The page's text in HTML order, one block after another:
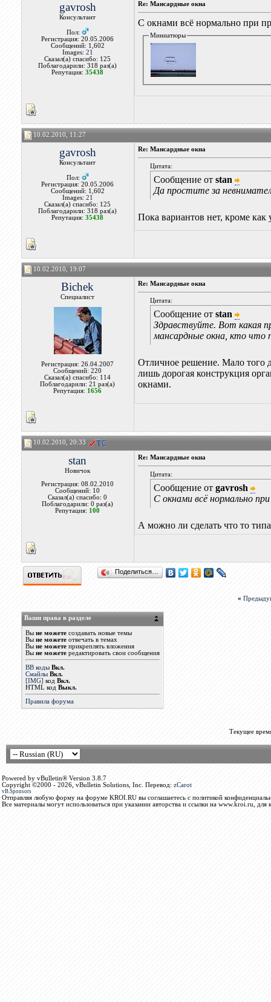
gavrosh
Консультант
Пол:
Регистрация: 20.05.2006
Сообщений: 1,602
Images: 21
Сказал(а) спасибо: 125
Поблагодарили: 318 раз(а)
Репутация:35438
Re: Мансардные окна
С окнами всё нормально при
Миниатюры
10.02.2010, 11:27
gavrosh
Консультант
Пол:
Регистрация: 20.05.2006
Сообщений: 1,602
Images: 21
Сказал(а) спасибо: 125
Поблагодарили: 318 раз(а)
Репутация:35438
Re: Мансардные окна
Цитата:
Сообщение от stan
Да простите за
Пока вариантов нет, кроме как
10.02.2010, 19:07
Bichek
Специалист
Регистрация: 26.04.2007
Сообщений: 220
Сказал(а) спасибо: 114
Поблагодарили: 21 раз(а)
Репутация: 1656
Re: Мансардные окна
Цитата:
Сообщение от stan
Здравствуйте. Вот какая
мансардные окна, кто что
Отличное решение. Мало того
лишь дорогая конструкция
окнами.
10.02.2010, 20:33
stan
Новичок
Регистрация: 08.02.2010
Сообщений: 10
Сказал(а) спасибо: 0
Поблагодарили: 0 раз(а)
Репутация: 100
Re: Мансардные окна
Цитата:
Сообщение от gavrosh
С окнами всё нормально
А можно ли сделать что то
Поделиться…
«
Ваши права в разделе
Вы не можетесоздавать новые темы
Вы не можетеотвечать в темах
Вы не можетеприкреплять вложения
Вы не можетередактировать свои сообщения
BB коды Вкл.
Смайлы Вкл.
[IMG] код Вкл.
HTML код Выкл.
Правила форума
Текущее
Powered by vBulletin® Version 3.8.7
Copyright ©2000 - 2026, vBulletin Solutions, Inc. Перевод: zCarot
vB.Sponsors
Отправляя любую форму на форуме KROI.RU вы соглашаетесь с политикой
Все материалы могут использоваться при указании авторства и ссылки на www.kroi.ru, для